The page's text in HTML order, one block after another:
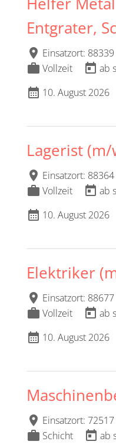
Entgrater,
location_on Einsatzort:
work Vollzeit today ab
calendar_month 10. August 2026
Lagerist
location_on Einsatzort:
work Vollzeit today ab
calendar_month 10. August 2026
Elektriker
location_on Einsatzort:
work Vollzeit today ab
calendar_month 10. August 2026
location_on Einsatzort:
work Schicht today ab